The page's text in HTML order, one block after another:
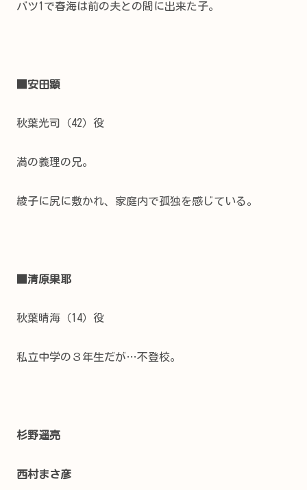
バツ1で春海は前の夫との間に出来た子。
■安田顕
秋葉光司（42）役
満の義理の兄。
綾子に尻に敷かれ、家庭内で孤独を感じている。
■清原果耶
秋葉晴海（14）役
私立中学の３年生だが…不登校。
杉野遥亮
西村まさ彦